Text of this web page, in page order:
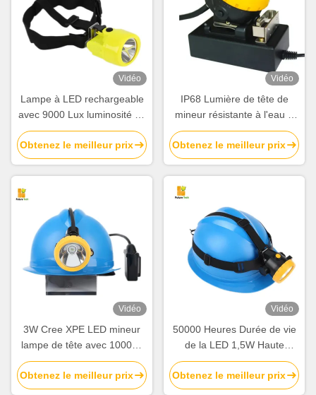
Vidéo
Lampe à LED rechargeable
avec 9000 Lux luminosité 12
heures de fonctionnement et
imperméable à l'eau 5
mètres pour l'exploitation
minière
Obtenez le meilleur prix
Vidéo
IP68 Lumière de tête de
mineur résistante à l'eau à
batterie rechargeable à
l'épreuve de l'explosion pour
chapeaux durs et mines
Obtenez le meilleur prix
Vidéo
3W Cree XPE LED mineur
lampe de tête avec 10000h
de vie d'utilisation et Exs I à
l'épreuve de l'explosion pour
la sécurité minière
Obtenez le meilleur prix
Vidéo
50000 Heures Durée de vie
de la LED 1,5W Haute
luminosité IP68 étanche à
l'eau projecteur minier
souterrain projecteur minier
Obtenez le meilleur prix